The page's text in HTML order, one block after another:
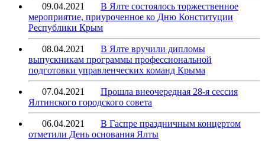
09.04.2021
В Ялте состоялось торжественное
мероприятие, приуроченное ко Дню Конституции
Республики Крым
08.04.2021
В Ялте вручили дипломы
выпускникам программы профессиональной
подготовки управленческих команд Крыма
07.04.2021
Прошла внеочередная 28-я сессия
Ялтинского городского совета
06.04.2021
В Гаспре праздничным концертом
отметили День основания Ялты